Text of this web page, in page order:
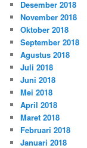
Desember 2018
November 2018
Oktober 2018
September 2018
Agustus 2018
Juli 2018
Juni 2018
Mei 2018
April 2018
Maret 2018
Februari 2018
Januari 2018